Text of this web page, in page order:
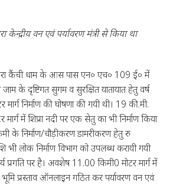
केन्द्रीय वन एवं पर्यावरण मंत्री से किया था
कैंची धाम के आस पास एन० एच० 109 ई० में
के दृष्टिगत सुगम व सुरक्षित यातायात हेतु वर्ष
निर्माण की घोषणा की गयी थी। 19 की.मी.
में शिप्रा नदी पर एक सेतु का भी निर्माण किया
के निर्माण/चौड़ीकरण डामरीकरण हेतु रु
लोक निर्माण विभाग को उपलब्ध करायी गयी
प्रगति पर है। अवशेष 11.00 किमी0 मोटर मार्ग में
प्रस्ताव ऑनलाइन गठित कर पर्यावरण वन एवं